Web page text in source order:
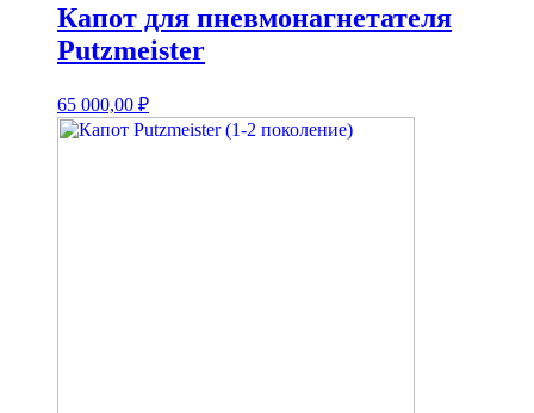
Капот для пневмонагнетателя
Putzmeister
65 000,00 ₽